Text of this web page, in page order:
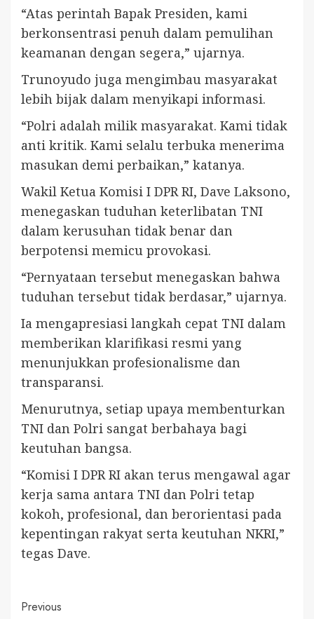
“Atas perintah Bapak Presiden, kami
berkonsentrasi penuh dalam pemulihan
keamanan dengan segera,” ujarnya.
Trunoyudo juga mengimbau masyarakat
lebih bijak dalam menyikapi informasi.
“Polri adalah milik masyarakat. Kami tidak
anti kritik. Kami selalu terbuka menerima
masukan demi perbaikan,” katanya.
Wakil Ketua Komisi I DPR RI, Dave Laksono,
menegaskan tuduhan keterlibatan TNI
dalam kerusuhan tidak benar dan
berpotensi memicu provokasi.
“Pernyataan tersebut menegaskan bahwa
tuduhan tersebut tidak berdasar,” ujarnya.
Ia mengapresiasi langkah cepat TNI dalam
memberikan klarifikasi resmi yang
menunjukkan profesionalisme dan
transparansi.
Menurutnya, setiap upaya membenturkan
TNI dan Polri sangat berbahaya bagi
keutuhan bangsa.
“Komisi I DPR RI akan terus mengawal agar
kerja sama antara TNI dan Polri tetap
kokoh, profesional, dan berorientasi pada
kepentingan rakyat serta keutuhan NKRI,”
tegas Dave.
Continue
Previous